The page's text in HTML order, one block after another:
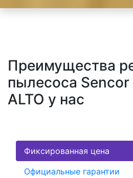
Преимущества
пылесоса
ALTO у нас
Фиксированная цена
Официальные гарантии